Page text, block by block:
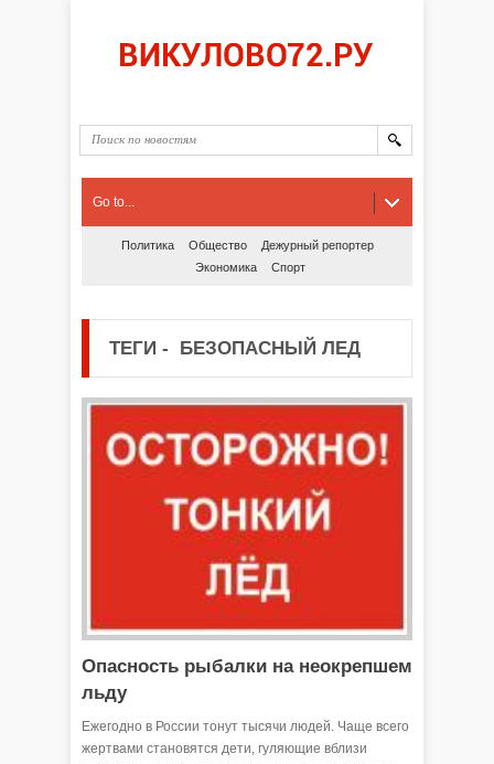
Go to...
Политика Общество
Дежурный репортер
Экономика
Спорт
ТЕГИ - БЕЗОПАСНЫЙ ЛЕД
Опасность рыбалки на неокрепшем
льду
Ежегодно в России тонут тысячи людей. Чаще всего
жертвами становятся дети, гуляющие вблизи